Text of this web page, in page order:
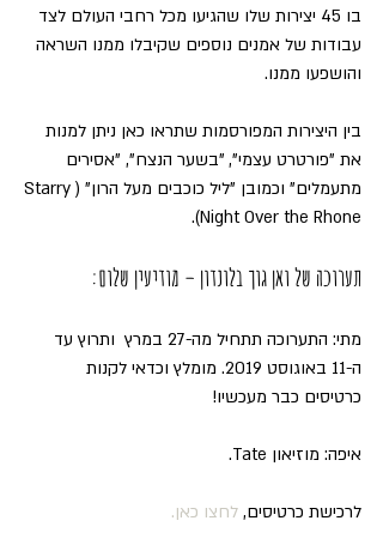
בו 45 יצירות שלו שהגיעו מכל רחבי העולם לצד
עבודות של אמנים נוספים שקיבלו ממנו השראה
והושפעו ממנו.
בין היצירות המפורסמות שתראו כאן ניתן למנות
את "פורטרט עצמי", "בשער הנצח", "אסירים
מתעמלים" וכמובן "ליל כוכבים מעל הרון" (Starry
Night Over the Rhone).
תערוכה של ואן גוך בלונדון – מודיעין שלום:
מתי: התערוכה תתחיל מה-27 במרץ  ותרוץ עד
ה-11 באוגוסט 2019. מומלץ וכדאי לקנות
כרטיסים כבר מעכשיו!
איפה: מוזיאון Tate.
לרכישת כרטיסים, לחצו כאן.